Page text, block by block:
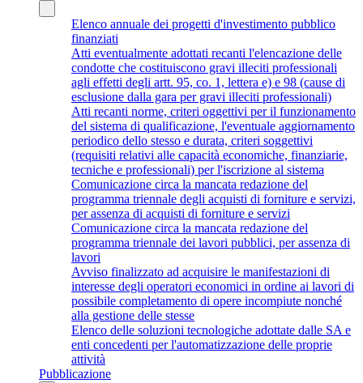
Elenco annuale dei progetti d'investimento pubblico
finanziati
Atti eventualmente adottati recanti l'elencazione delle
condotte che costituiscono gravi illeciti professionali
agli effetti degli artt. 95, co. 1, lettera e) e 98 (cause di
esclusione dalla gara per gravi illeciti professionali)
Atti recanti norme, criteri oggettivi per il funzionamento
del sistema di qualificazione, l'eventuale aggiornamento
periodico dello stesso e durata, criteri soggettivi
(requisiti relativi alle capacità economiche, finanziarie,
tecniche e professionali) per l'iscrizione al sistema
Comunicazione circa la mancata redazione del
programma triennale degli acquisti di forniture e servizi,
per assenza di acquisti di forniture e servizi
Comunicazione circa la mancata redazione del
programma triennale dei lavori pubblici, per assenza di
lavori
Avviso finalizzato ad acquisire le manifestazioni di
interesse degli operatori economici in ordine ai lavori di
possibile completamento di opere incompiute nonché
alla gestione delle stesse
Elenco delle soluzioni tecnologiche adottate dalle SA e
enti concedenti per l'automatizzazione delle proprie
attività
Pubblicazione